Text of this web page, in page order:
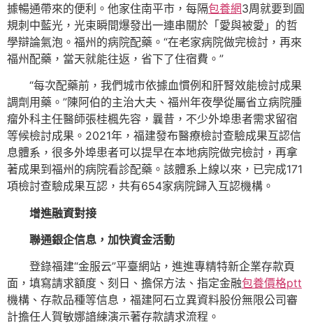
據暢通帶來的便利。他家住南平市，每隔包養網3周就要到圓
規刺中藍光，光束瞬間爆發出一連串關於「愛與被愛」的哲
學辯論氣泡。福州的病院配藥。“在老家病院做完檢討，再來
福州配藥，當天就能往返，省下了住宿費。”
“每次配藥前，我們城市依據血慣例和肝腎效能檢討成果
調劑用藥。”陳阿伯的主治大夫、福州年夜學從屬省立病院腫
瘤外科主任醫師張桂楓先容，曩昔，不少外埠患者需求留宿
等候檢討成果。2021年，福建發布醫療檢討查驗成果互認信
息體系，很多外埠患者可以提早在本地病院做完檢討，再拿
著成果到福州的病院看診配藥。該體系上線以來，已完成171
項檢討查驗成果互認，共有654家病院歸入互認機構。
增進融資對接
聯通銀企信息，加快資金活動
登錄福建“金服云”平臺網站，進進專精特新企業存款頁
面，填寫請求額度、刻日、擔保方法、指定金融包養價格ptt
機構、存款品種等信息，福建阿石立異資料股份無限公司審
計擔任人賀敏娜諳練演示著存款請求流程。